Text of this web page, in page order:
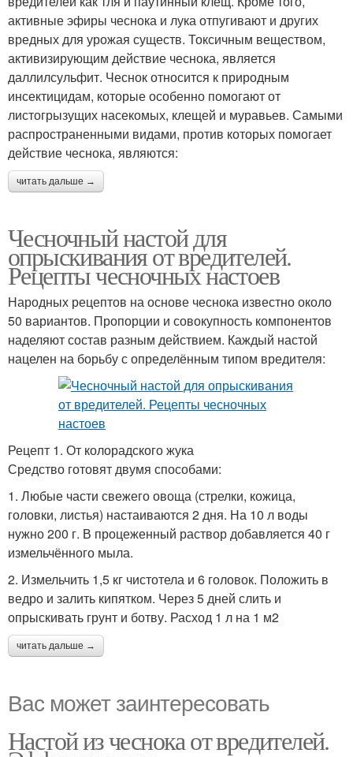
активные эфиры чеснока и лука отпугивают и других
вредных для урожая существ. Токсичным веществом,
активизирующим действие чеснока, является
даллилсульфит. Чеснок относится к природным
инсектицидам, которые особенно помогают от
листогрызущих насекомых, клещей и муравьев. Самыми
распространенными видами, против которых помогает
действие чеснока, являются:
читать дальше →
Чесночный настой для
опрыскивания от вредителей.
Рецепты чесночных настоев
Народных рецептов на основе чеснока известно около
50 вариантов. Пропорции и совокупность компонентов
наделяют состав разным действием. Каждый настой
нацелен на борьбу с определённым типом вредителя:
Рецепт 1. От колорадского жука
Средство готовят двумя способами:
1. Любые части свежего овоща (стрелки, кожица,
головки, листья) настаиваются 2 дня. На 10 л воды
нужно 200 г. В процеженный раствор добавляется 40 г
измельчённого мыла.
2. Измельчить 1,5 кг чистотела и 6 головок. Положить в
ведро и залить кипятком. Через 5 дней слить и
опрыскивать грунт и ботву. Расход 1 л на 1 м2
читать дальше →
Вас может заинтересовать
Настой из чеснока от вредителей.